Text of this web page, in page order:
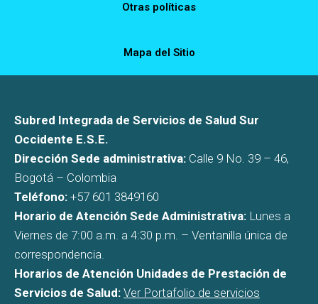
Otras políticas
Mapa del Sitio
Subred Integrada de Servicios de Salud Sur
Occidente E.S.E.
Dirección Sede administrativa: Calle 9 No. 39 – 46,
Bogotá – Colombia
Teléfono: +57 601 3849160
Horario de Atención Sede Administrativa: Lunes a
Viernes de 7:00 a.m. a 4:30 p.m. – Ventanilla única de
correspondencia.
Horarios de Atención Unidades de Prestación de
Servicios de Salud: Ver Portafolio de servicios